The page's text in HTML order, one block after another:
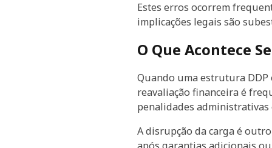
Estes erros ocorrem
implicações legais são
O Que Acontece
Quando uma estrutura DDP
reavaliação financeira é
penalidades
A disrupção da carga é